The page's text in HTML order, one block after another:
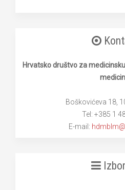
Hrvatsko društvo za
Boškovićeva 18,
Tel: +385 1
E-mail: